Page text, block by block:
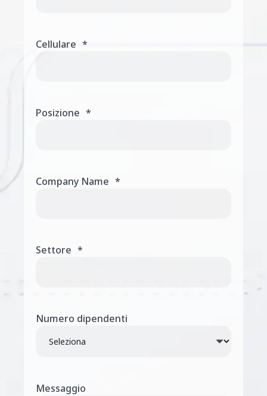
Cellulare *
Posizione *
Company Name *
Settore *
Numero dipendenti
Messaggio